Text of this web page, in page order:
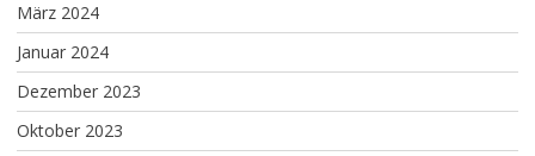
März 2024
Januar 2024
Dezember 2023
Oktober 2023